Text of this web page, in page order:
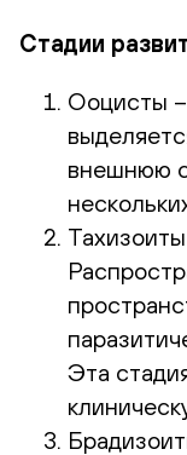
Стадии
Ооцисты –
внешнюю
Эта